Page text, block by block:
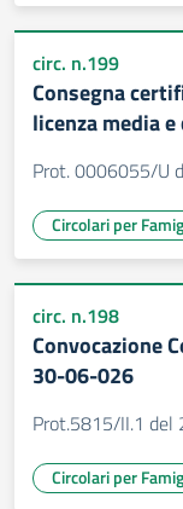
circ. n.199
Consegna
licenza media
Prot. 0006055/U
Circolari per
circ. n.198
Convocazione
30-06-026
Prot.5815/II.1
Circolari per